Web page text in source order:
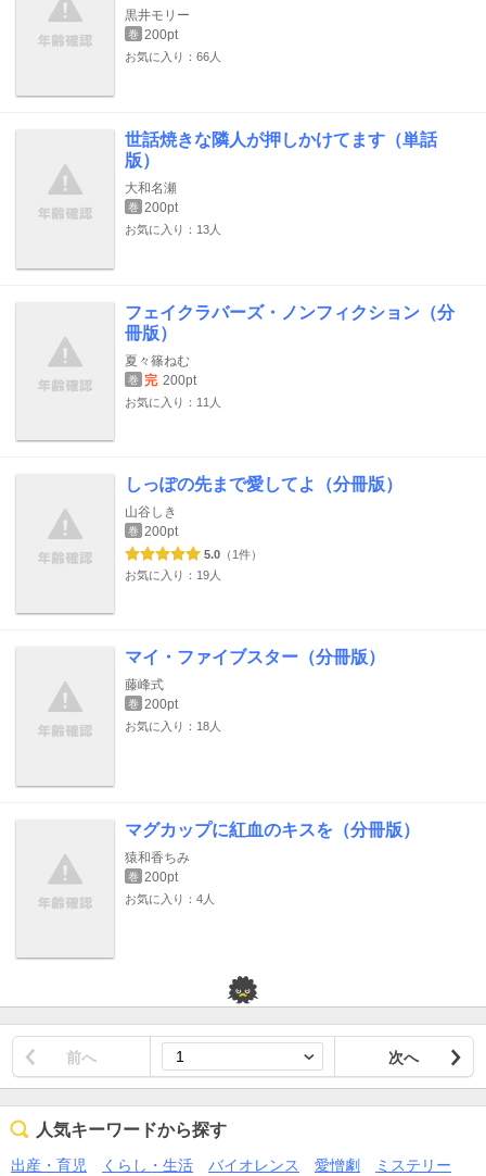
黒井モリー
巻 200pt
お気に入り：66人
世話焼きな隣人が押しかけてます（単話
版）
大和名瀬
巻 200pt
お気に入り：13人
フェイクラバーズ・ノンフィクション（分
冊版）
夏々篠ねむ
巻 完 200pt
お気に入り：11人
しっぽの先まで愛してよ（分冊版）
山谷しき
巻 200pt
5.0 （1件）
お気に入り：19人
マイ・ファイブスター（分冊版）
藤峰式
巻 200pt
お気に入り：18人
マグカップに紅血のキスを（分冊版）
猿和香ちみ
巻 200pt
お気に入り：4人
前へ 次へ
人気キーワードから探す
出産・育児 くらし・生活 バイオレンス 愛憎劇
ミステリー